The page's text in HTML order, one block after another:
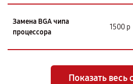
Замена BGA чипа
процессора
1500 р
Показать весь